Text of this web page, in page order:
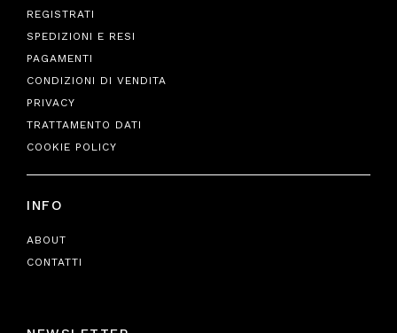
REGISTRATI
SPEDIZIONI E RESI
PAGAMENTI
CONDIZIONI DI VENDITA
PRIVACY
TRATTAMENTO DATI
COOKIE POLICY
INFO
ABOUT
CONTATTI